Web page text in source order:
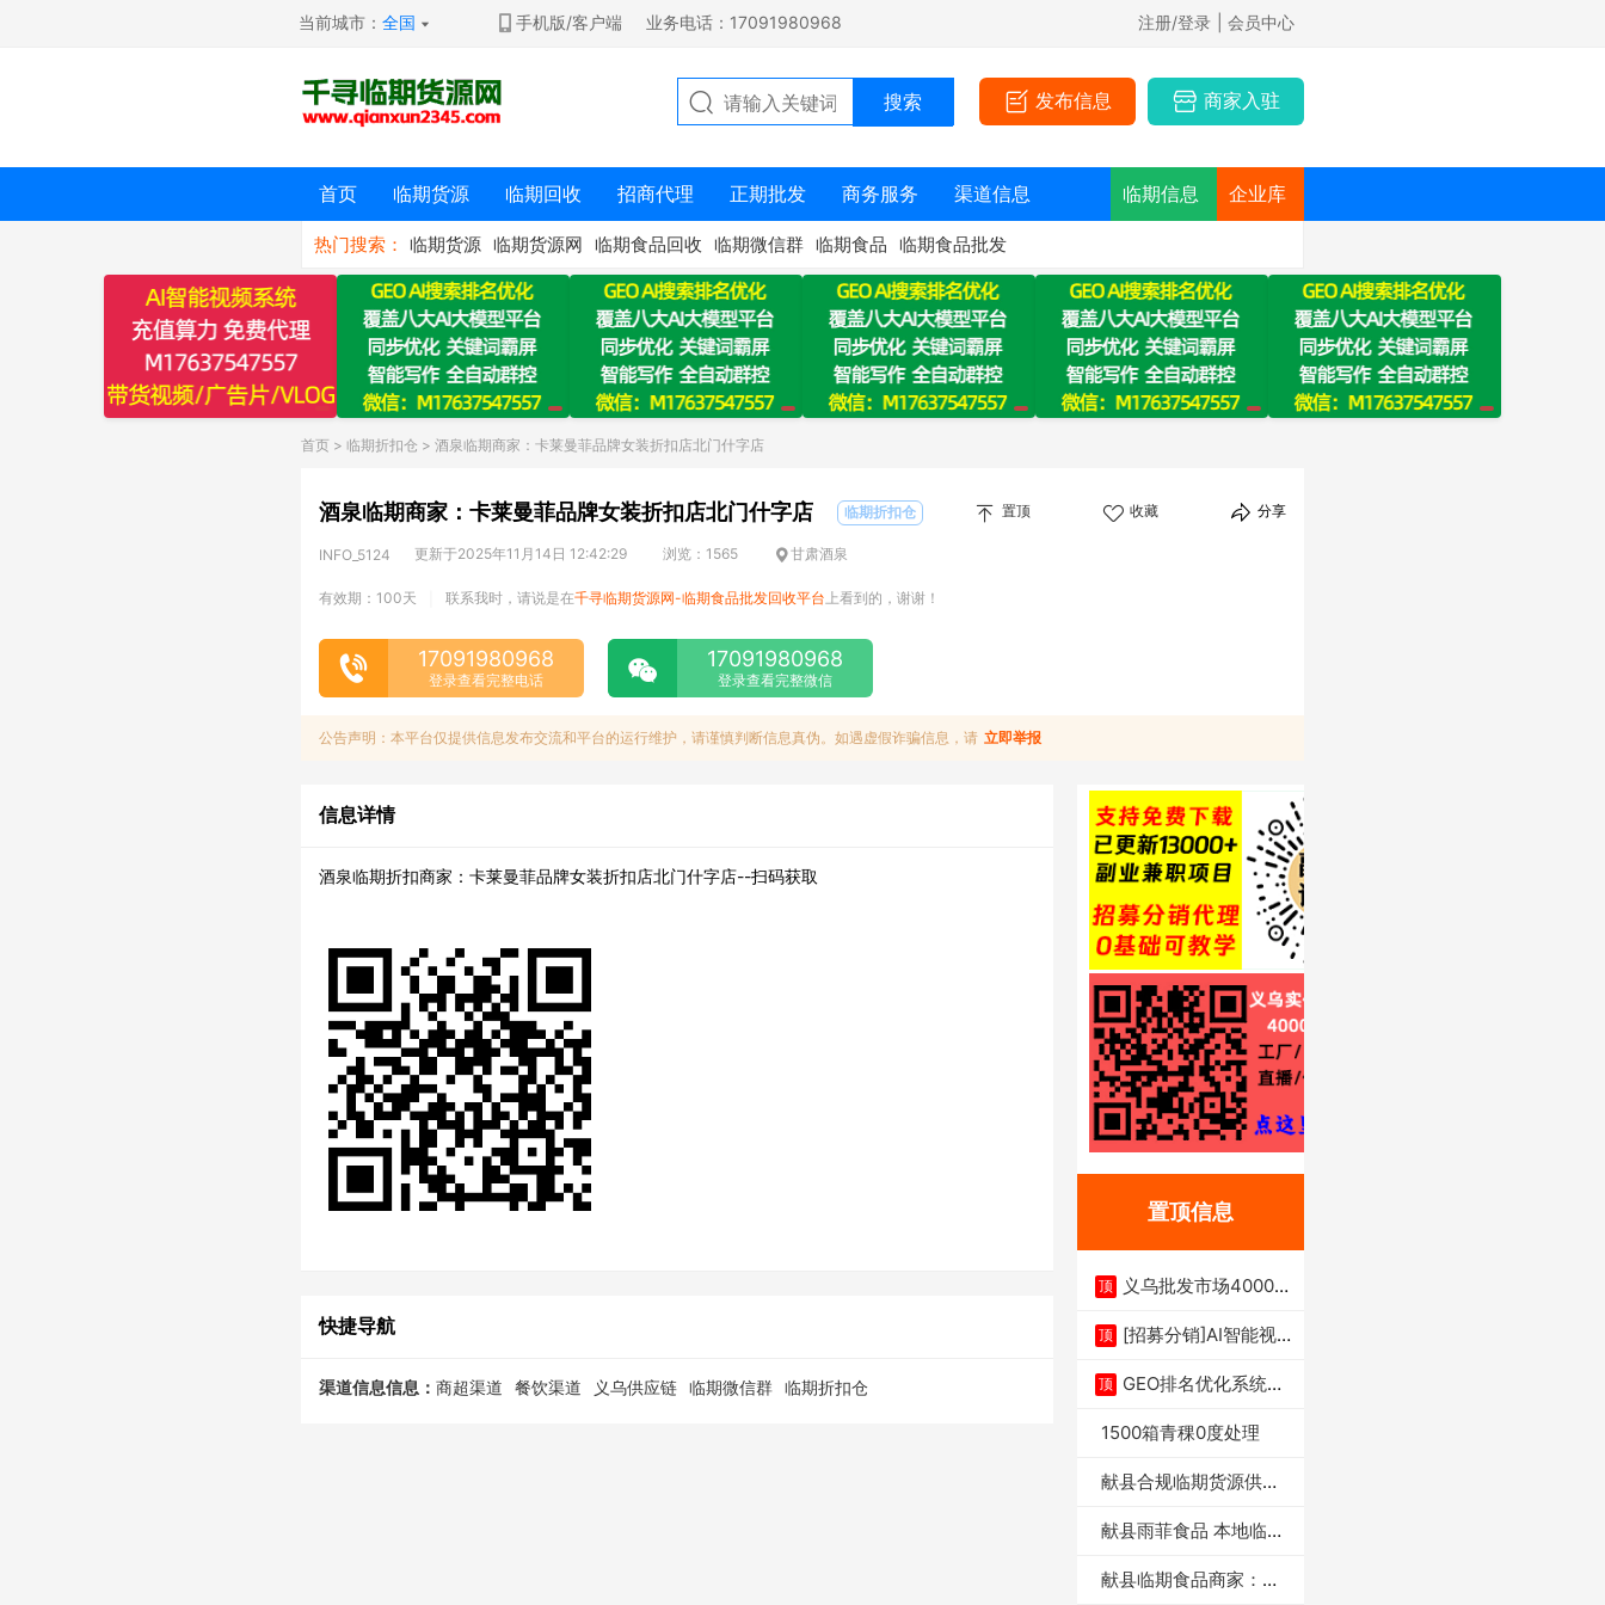
当前城市：全国 手机版/客户端 业务电话：17091980968 注册/登录 | 会员中心
发布信息 商家入驻
首页 临期货源 临期回收 招商代理 正期批发 商务服务 渠道信息 临期信息 企业库
热门搜索： 临期货源 临期货源网 临期食品回收 临期微信群 临期食品 临期食品批发
首页 > 临期折扣仓 > 酒泉临期商家：卡莱曼菲品牌女装折扣店北门什字店
酒泉临期商家：卡莱曼菲品牌女装折扣店北门什字店 临期折扣仓 置顶 收藏 分享
INFO_5124 更新于2025年11月14日 12:42:29 浏览：1565 甘肃酒泉
有效期：100天 联系我时，请说是在千寻临期货源网-临期食品批发回收平台 上看到的，谢谢！
17091980968
登录查看完整电话
17091980968
登录查看完整微信
公告声明：本平台仅提供信息发布交流和平台的运行维护，请谨慎判断信息真伪。如遇虚假诈骗信息，请 立即举报
信息详情
酒泉临期折扣商家：卡莱曼菲品牌女装折扣店北门什字店--扫码获取
快捷导航
渠道信息信息： 商超渠道 餐饮渠道 义乌供应链 临期微信群 临期折扣仓
置顶信息
顶
义乌批发市场4000多
顶 [招募分销]AI智能视
顶 GEO排名优化系统+A
1500箱青稞0度处理
献县合规临期货源供货
献县雨菲食品 本地临期
献县临期食品商家：献